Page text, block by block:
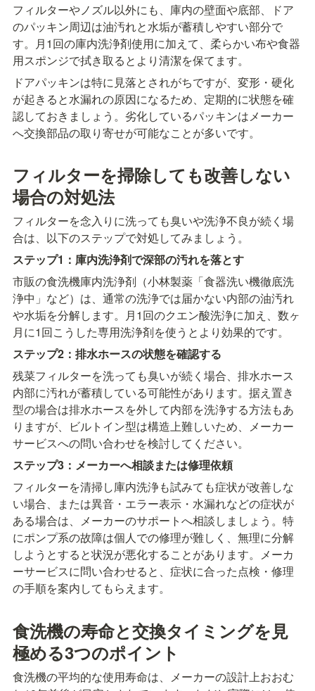
フィルターやノズル以外にも、庫内の壁面や底部、ドア
のパッキン周辺は油汚れと水垢が蓄積しやすい部分で
す。月1回の庫内洗浄剤使用に加えて、柔らかい布や食器
用スポンジで拭き取るとより清潔を保てます。
ドアパッキンは特に見落とされがちですが、変形・硬化
が起きると水漏れの原因になるため、定期的に状態を確
認しておきましょう。劣化しているパッキンはメーカー
へ交換部品の取り寄せが可能なことが多いです。
フィルターを掃除しても改善しない
場合の対処法
フィルターを念入りに洗っても臭いや洗浄不良が続く場
合は、以下のステップで対処してみましょう。
ステップ1：庫内洗浄剤で深部の汚れを落とす
市販の食洗機庫内洗浄剤（小林製薬「食器洗い機徹底洗
浄中」など）は、通常の洗浄では届かない内部の油汚れ
や水垢を分解します。月1回のクエン酸洗浄に加え、数ヶ
月に1回こうした専用洗浄剤を使うとより効果的です。
ステップ2：排水ホースの状態を確認する
残菜フィルターを洗っても臭いが続く場合、排水ホース
内部に汚れが蓄積している可能性があります。据え置き
型の場合は排水ホースを外して内部を洗浄する方法もあ
りますが、ビルトイン型は構造上難しいため、メーカー
サービスへの問い合わせを検討してください。
ステップ3：メーカーへ相談または修理依頼
フィルターを清掃し庫内洗浄も試みても症状が改善しな
い場合、または異音・エラー表示・水漏れなどの症状が
ある場合は、メーカーのサポートへ相談しましょう。特
にポンプ系の故障は個人での修理が難しく、無理に分解
しようとすると状況が悪化することがあります。メーカ
ーサービスに問い合わせると、症状に合った点検・修理
の手順を案内してもらえます。
食洗機の寿命と交換タイミングを見
極める3つのポイント
食洗機の平均的な使用寿命は、メーカーの設計上おおむ